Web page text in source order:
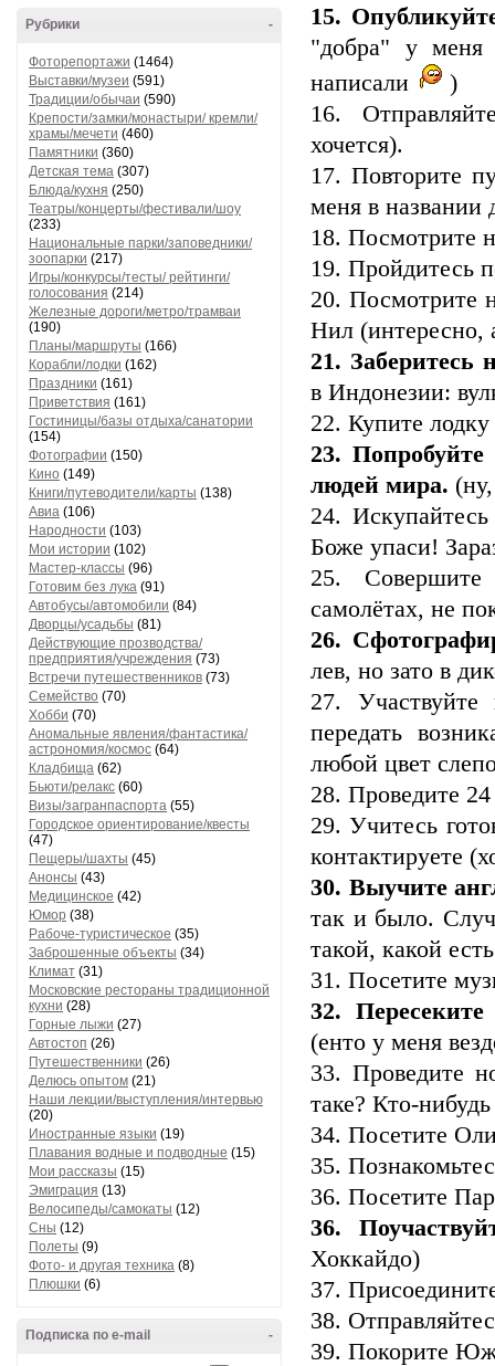
-
Рубрики
Фоторепортажи (1464)
Выставки/музеи (591)
Традиции/обычаи (590)
Крепости/замки/монастыри/ кремли/
храмы/мечети (460)
Памятники (360)
Детская тема (307)
Блюда/кухня (250)
Театры/концерты/фестивали/шоу
(233)
Национальные парки/заповедники/
зоопарки (217)
Игры/конкурсы/тесты/ рейтинги/
голосования (214)
Железные дороги/метро/трамваи
(190)
Планы/маршруты (166)
Корабли/лодки (162)
Праздники (161)
Приветствия (161)
Гостиницы/базы отдыха/санатории
(154)
Фотографии (150)
Кино (149)
Книги/путеводители/карты (138)
Авиа (106)
Народности (103)
Мои истории (102)
Мастер-классы (96)
Готовим без лука (91)
Автобусы/автомобили (84)
Дворцы/усадьбы (81)
Действующие прозводства/
предприятия/учреждения (73)
Встречи путешественников (73)
Семейство (70)
Хобби (70)
Аномальные явления/фантастика/
астрономия/космос (64)
Кладбища (62)
Бьюти/релакс (60)
Визы/загранпаспорта (55)
Городское ориентирование/квесты
(47)
Пещеры/шахты (45)
Анонсы (43)
Медицинское (42)
Юмор (38)
Рабоче-туристическое (35)
Заброшенные объекты (34)
Климат (31)
Московские рестораны традиционной
кухни (28)
Горные лыжи (27)
Автостоп (26)
Путешественники (26)
Делюсь опытом (21)
Наши лекции/выступления/интервью
(20)
Иностранные языки (19)
Плавания водные и подводные (15)
Мои рассказы (15)
Эмиграция (13)
Велосипеды/самокаты (12)
Сны (12)
Полеты (9)
Фото- и другая техника (8)
Плюшки (6)
-
Подписка по e-mail
15.
"добра" у
написали
)
16.
хочется).
17. Повторите
меня в названии
18. Посмотрите
19. Пройдитесь
20. Посмотрите
Нил (интересно,
21. Заберитесь
в Индонезии:
22. Купите
23.
людей мира.
24.
Боже упаси!
25.
самолётах, не
26.
лев, но зато в
27. Участвуйте
передать
любой цвет
28. Проведите
29. Учитесь
контактируете
30. Выучите
так и было.
такой, какой
31. Посетите
32.
(енто у меня
33. Проведите
таке? Кто-нибудь
34. Посетите
35.
36. Посетите
36.
Хоккайдо)
37.
38.
39. Покорите